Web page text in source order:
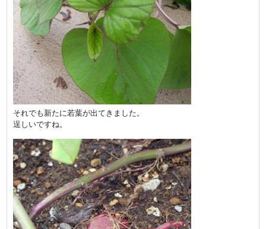
それでも新たに若葉が出てきました。
逞しいですね。